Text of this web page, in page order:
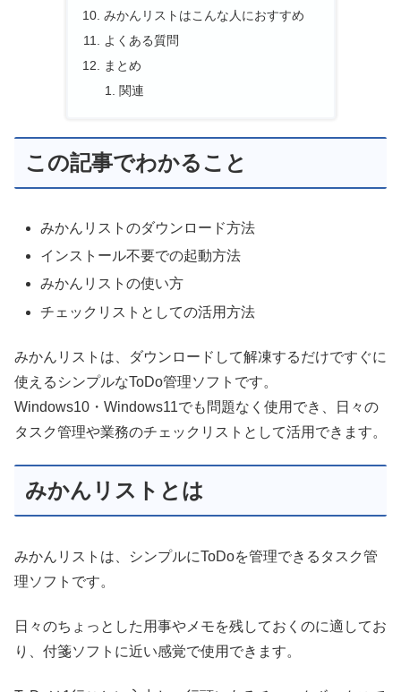
みかんリストはこんな人におすすめ
よくある質問
まとめ
関連
この記事でわかること
みかんリストのダウンロード方法
インストール不要での起動方法
みかんリストの使い方
チェックリストとしての活用方法
みかんリストは、ダウンロードして解凍するだけですぐに
使えるシンプルなToDo管理ソフトです。
Windows10・Windows11でも問題なく使用でき、日々の
タスク管理や業務のチェックリストとして活用できます。
みかんリストとは
みかんリストは、シンプルにToDoを管理できるタスク管
理ソフトです。
日々のちょっとした用事やメモを残しておくのに適してお
り、付箋ソフトに近い感覚で使用できます。